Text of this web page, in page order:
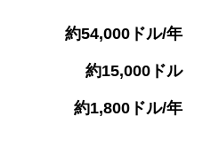
約54,000ドル/年
約15,000ドル
約1,800ドル/年